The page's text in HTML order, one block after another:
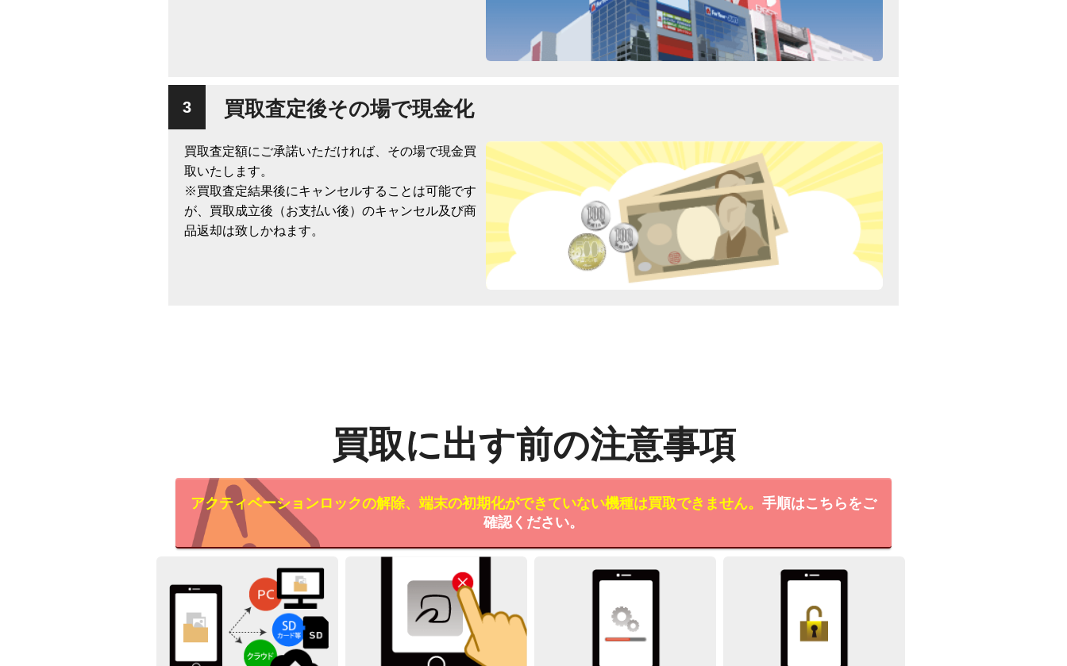
買取査定後その場で現金化
買取査定額にご承諾いただければ、その場で現金買
取いたします。
※買取査定結果後にキャンセルすることは可能です
が、買取成立後（お支払い後）のキャンセル及び商
品返却は致しかねます。
買取に出す前の注意事項
アクティベーションロックの解除、端末の初期化ができていない機種は買取できません。 手順はこちらをご
確認ください。